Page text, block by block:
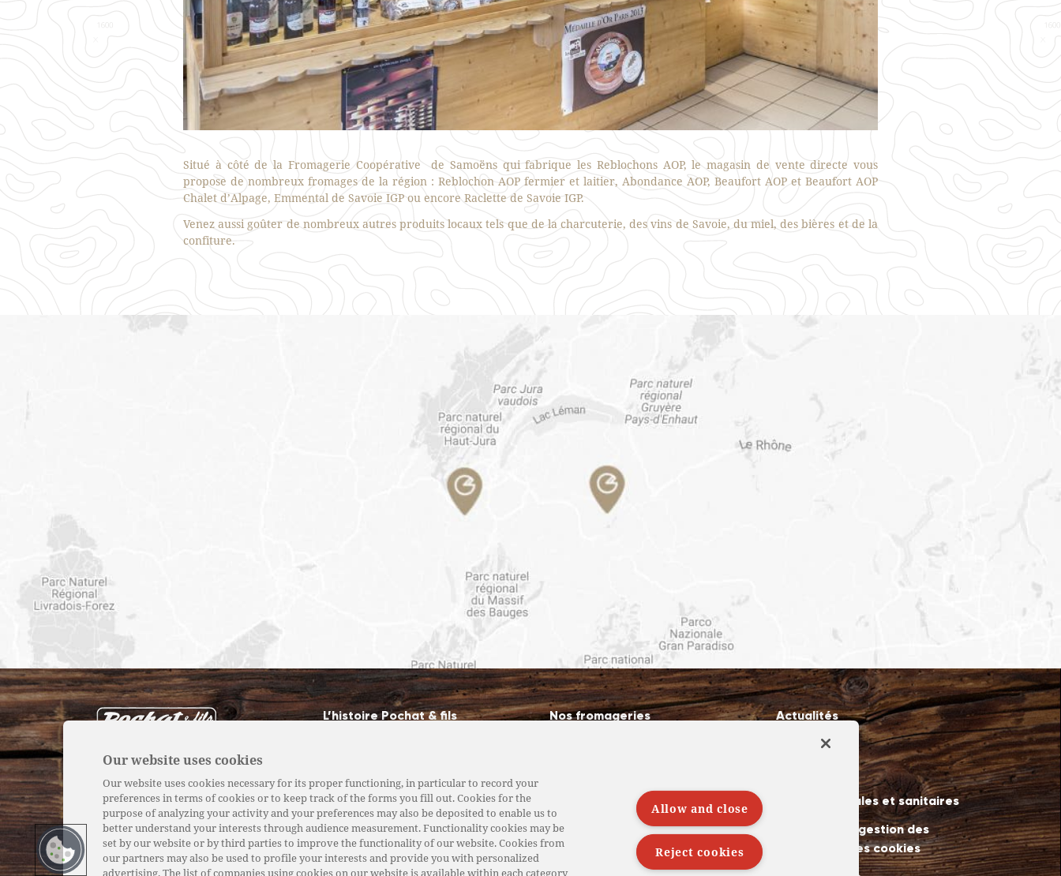
Situé à côté de la Fromagerie Coopérative de Samoëns qui fabrique les Reblochons AOP, le magasin de vente directe vous
propose de nombreux fromages de la région : Reblochon AOP fermier et laitier, Abondance AOP, Beaufort AOP et Beaufort AOP
Chalet d’Alpage, Emmental de Savoie IGP ou encore Raclette de Savoie IGP.
Venez aussi goûter de nombreux autres produits locaux tels que de la charcuterie, des vins de Savoie, du miel, des bières et de la
confiture.
L’histoire Pochat & fils
Nos producteurs laitiers
Nos fromageries
Nos recettes
Actualités
Recrutement
Mentions légales et sanitaires
Politiques de gestion des
données et des cookies
Our website uses cookies
Our website uses cookies necessary for its proper functioning, in particular to record your
preferences in terms of cookies or to keep track of the forms you fill out. Cookies for the
purpose of analyzing your activity and your preferences may also be deposited to enable us to
better understand your interests through audience measurement. Functionality cookies may be
set by our website or by third parties to improve the functionality of our website. Cookies from
our partners may also be used to profile your interests and provide you with personalized
advertising. The list of companies using cookies on our website is available within each category
Allow and close
Reject cookies